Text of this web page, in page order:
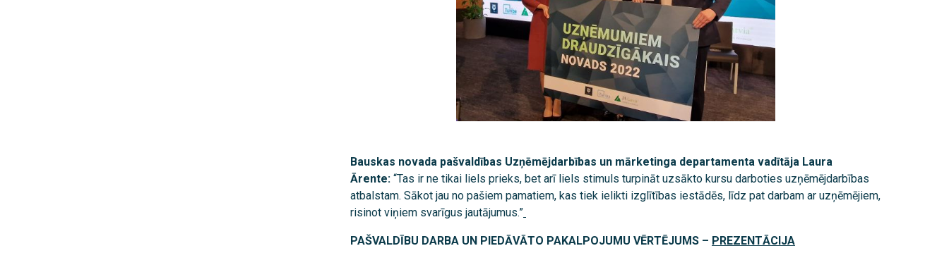
Bauskas novada pašvaldības Uzņēmējdarbības un mārketinga departamenta vadītāja Laura
Ārente: “Tas ir ne tikai liels prieks, bet arī liels stimuls turpināt uzsākto kursu darboties uzņēmējdarbības
atbalstam. Sākot jau no pašiem pamatiem, kas tiek ielikti izglītības iestādēs, līdz pat darbam ar uzņēmējiem,
risinot viņiem svarīgus jautājumus.”
PAŠVALDĪBU DARBA UN PIEDĀVĀTO PAKALPOJUMU VĒRTĒJUMS – PREZENTĀCIJA